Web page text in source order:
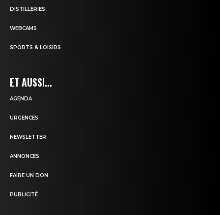
DISTILLERIES
WEBCAMS
SPORTS & LOISIRS
ET AUSSI...
AGENDA
URGENCES
NEWSLETTER
ANNONCES
FAIRE UN DON
PUBLICITÉ